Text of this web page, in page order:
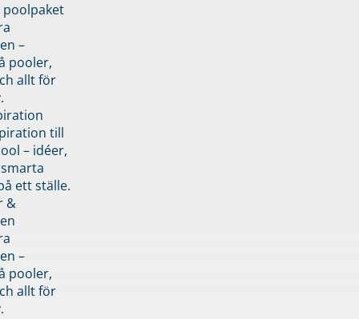
–
pooler,
allt för
till
– idéer,
ett ställe.
&
–
pooler,
allt för